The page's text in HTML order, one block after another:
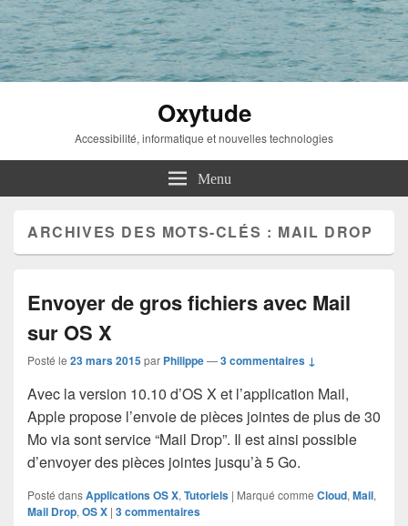
Oxytude
Accessibilité, informatique et nouvelles technologies
Menu
ARCHIVES DES MOTS-CLÉS : MAIL DROP
Envoyer de gros fichiers avec Mail
sur OS X
Posté le 23 mars 2015par Philippe—3 commentaires ↓
Avec la version 10.10 d’OS X et l’application Mail,
Apple propose l’envoie de pièces jointes de plus de 30
Mo via sont service “Mail Drop”. Il est ainsi possible
d’envoyer des pièces jointes jusqu’à 5 Go.
Posté dansApplications OS X, Tutoriels | Marqué comme Cloud, Mail,
Mail Drop, OS X | 3commentaires